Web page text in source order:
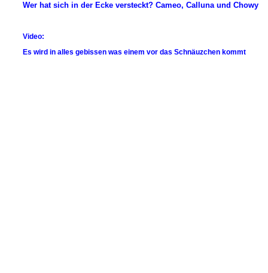
Wer hat sich in der Ecke versteckt? Cameo, Calluna und Chowy
Video:
Es wird in alles gebissen was einem vor das Schnäuzchen kommt